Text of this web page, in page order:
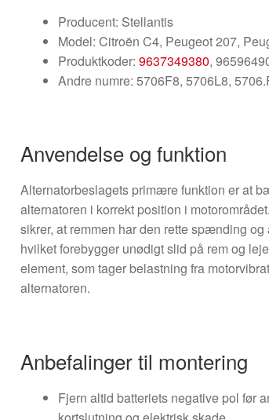
Producent: Stellantis
Model: Citroën C4, Peugeot 207,
Produktkoder:9637349380,
Andre numre: 5706F8, 5706L8,
Anvendelse og funktion
Alternatorbeslagets primære funktion er at
alternatoren i korrekt position i
sikrer, at remmen har den rette spænding
hvilket forebygger unødigt slid på rem og
element, som tager belastning fra
alternatoren.
Anbefalinger til montering
Fjern altid batteriets negative pol før